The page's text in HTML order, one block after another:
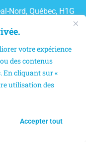
votre expérience
des contenus
En cliquant sur «
utilisation des
Accepter tout
Nord, Québec, H1G
H3L 3E1
Tous droits réservés